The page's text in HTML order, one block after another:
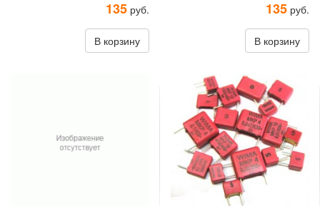
135 руб.
В корзину
135 руб.
В корзину